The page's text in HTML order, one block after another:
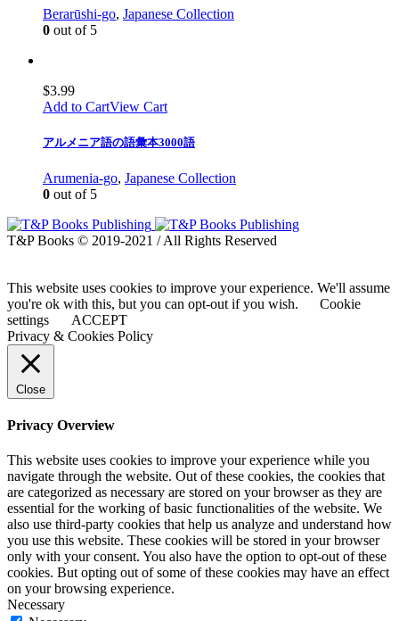
Berarūshi-go, Japanese Collection
0 out of 5
$3.99
Add to CartView Cart
アルメニア語の語彙本3000語
Arumenia-go, Japanese Collection
0 out of 5
T&P Books © 2019-2021 / All Rights Reserved
This website uses cookies to improve your experience. We'll assume
you're ok with this, but you can opt-out if you wish.
Cookie
settings
ACCEPT
Privacy & Cookies Policy
Close
Privacy Overview
This website uses cookies to improve your experience while you
navigate through the website. Out of these cookies, the cookies that
are categorized as necessary are stored on your browser as they are
essential for the working of basic functionalities of the website. We
also use third-party cookies that help us analyze and understand how
you use this website. These cookies will be stored in your browser
only with your consent. You also have the option to opt-out of these
cookies. But opting out of some of these cookies may have an effect
on your browsing experience.
Necessary